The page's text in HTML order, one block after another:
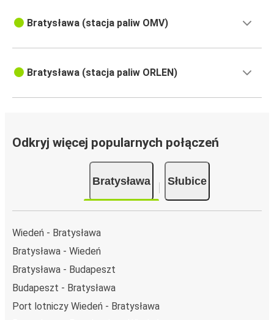
Bratysława (stacja paliw OMV)
Bratysława (stacja paliw ORLEN)
Odkryj więcej popularnych połączeń
Bratysława Słubice
Wiedeń - Bratysława
Bratysława - Wiedeń
Bratysława - Budapeszt
Budapeszt - Bratysława
Port lotniczy Wiedeń - Bratysława